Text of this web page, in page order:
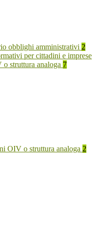
obblighi amministrativi 2
per cittadini e imprese
struttura analoga 7
OIV o struttura analoga 2